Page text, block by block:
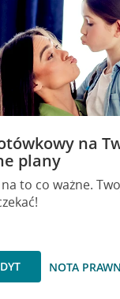
na
plany
to co ważne.
NOTA